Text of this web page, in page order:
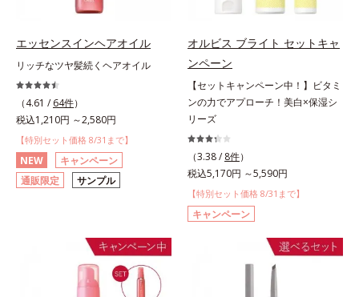
エッセンスインヘアオイル
リッチなツヤ髪続くヘアオイル
（4.61 / 64件）
税込1,210円 ～2,580円
【特別セット価格 8/31まで】
NEW
キャンペーン
通販限定
サンプル
オルビス ブライト セットキャ
ンペーン
【セットキャンペーン中！】ビタミ
ンの力でアプローチ！美白×保湿シ
リーズ
（3.38 / 8件）
税込5,170円 ～5,590円
【特別セット価格 8/31まで】
キャンペーン